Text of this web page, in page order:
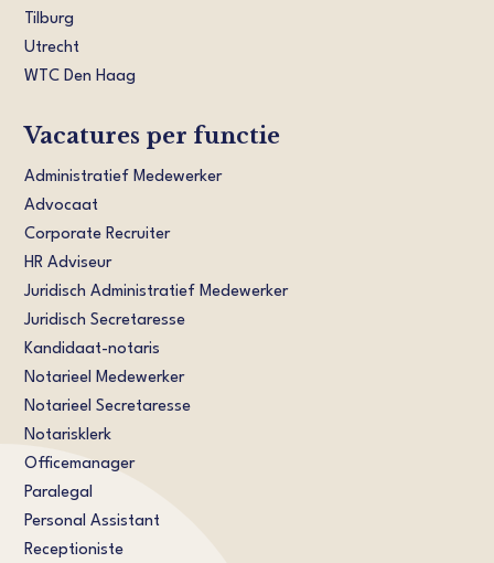
Tilburg
Utrecht
WTC Den Haag
Vacatures per functie
Administratief Medewerker
Advocaat
Corporate Recruiter
HR Adviseur
Juridisch Administratief Medewerker
Juridisch Secretaresse
Kandidaat-notaris
Notarieel Medewerker
Notarieel Secretaresse
Notarisklerk
Officemanager
Paralegal
Personal Assistant
Receptioniste